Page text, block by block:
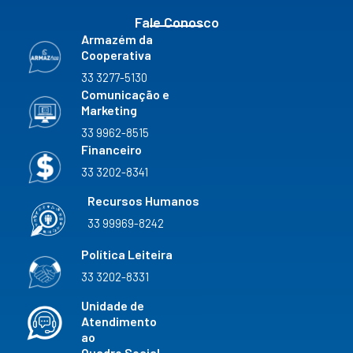
Fale Conosco
Armazém da
Cooperativa
33 3277-5130
Comunicação e
Marketing
33 9962-8515
Financeiro
33 3202-8341
Recursos Humanos
33 99969-8242
Política Leiteira
33 3202-8331
Unidade de
Atendimento
ao